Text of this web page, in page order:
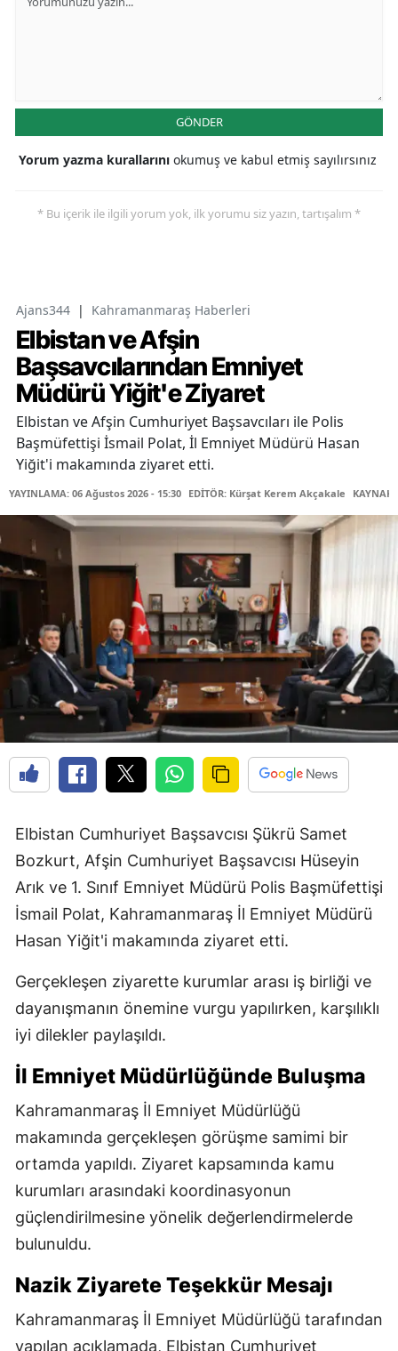
GÖNDER
Yorum yazma kurallarını okumuş ve kabul etmiş sayılırsınız
* Bu içerik ile ilgili yorum yok, ilk yorumu siz yazın, tartışalım *
Ajans344 | Kahramanmaraş Haberleri
Elbistan ve Afşin
Başsavcılarından Emniyet
Müdürü Yiğit'e Ziyaret
Elbistan ve Afşin Cumhuriyet Başsavcıları ile Polis
Başmüfettişi İsmail Polat, İl Emniyet Müdürü Hasan
Yiğit'i makamında ziyaret etti.
YAYINLAMA: 06 Ağustos 2026 - 15:30 EDİTÖR: Kürşat Kerem Akçakale
Elbistan Cumhuriyet Başsavcısı Şükrü Samet
Bozkurt, Afşin Cumhuriyet Başsavcısı Hüseyin
Arık ve 1. Sınıf Emniyet Müdürü Polis Başmüfettişi
İsmail Polat, Kahramanmaraş İl Emniyet Müdürü
Hasan Yiğit'i makamında ziyaret etti.
Gerçekleşen ziyarette kurumlar arası iş birliği ve
dayanışmanın önemine vurgu yapılırken, karşılıklı
iyi dilekler paylaşıldı.
İl Emniyet Müdürlüğünde Buluşma
Kahramanmaraş İl Emniyet Müdürlüğü
makamında gerçekleşen görüşme samimi bir
ortamda yapıldı. Ziyaret kapsamında kamu
kurumları arasındaki koordinasyonun
güçlendirilmesine yönelik değerlendirmelerde
bulunuldu.
Nazik Ziyarete Teşekkür Mesajı
Kahramanmaraş İl Emniyet Müdürlüğü tarafından
yapılan açıklamada, Elbistan Cumhuriyet